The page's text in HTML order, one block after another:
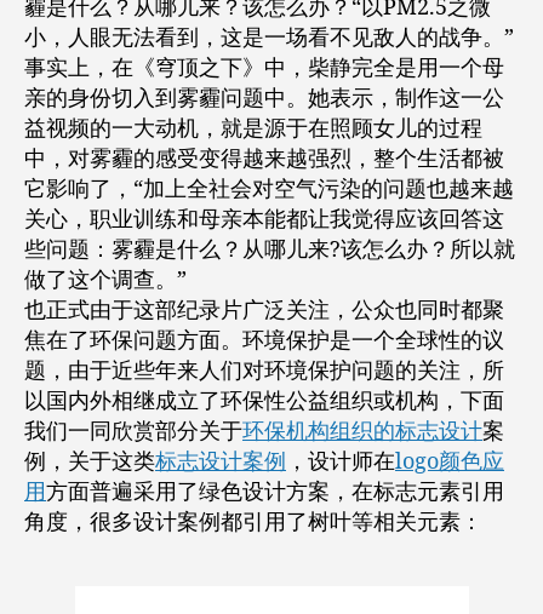
霾是什么？从哪儿来？该怎么办？“以PM2.5之微
小，人眼无法看到，这是一场看不见敌人的战争。”
事实上，在《穹顶之下》中，柴静完全是用一个母
亲的身份切入到雾霾问题中。她表示，制作这一公
益视频的一大动机，就是源于在照顾女儿的过程
中，对雾霾的感受变得越来越强烈，整个生活都被
它影响了，“加上全社会对空气污染的问题也越来越
关心，职业训练和母亲本能都让我觉得应该回答这
些问题：雾霾是什么？从哪儿来?该怎么办？所以就
做了这个调查。”
也正式由于这部纪录片广泛关注，公众也同时都聚
焦在了环保问题方面。环境保护是一个全球性的议
题，由于近些年来人们对环境保护问题的关注，所
以国内外相继成立了环保性公益组织或机构，下面
我们一同欣赏部分关于环保机构组织的标志设计案
例，关于这类标志设计案例 ，设计师在logo颜色应
用方面普遍采用了绿色设计方案，在标志元素引用
角度，很多设计案例都引用了树叶等相关元素：